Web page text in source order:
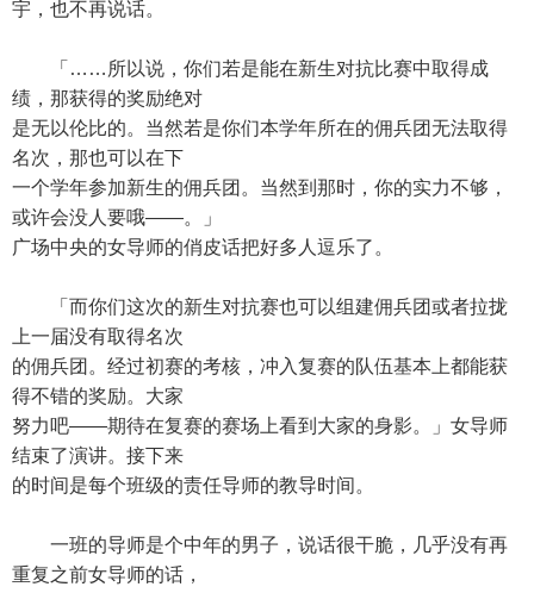
宇，也不再说话。
「……所以说，你们若是能在新生对抗比赛中取得成
绩，那获得的奖励绝对
是无以伦比的。当然若是你们本学年所在的佣兵团无法取得
名次，那也可以在下
一个学年参加新生的佣兵团。当然到那时，你的实力不够，
或许会没人要哦——。」
广场中央的女导师的俏皮话把好多人逗乐了。
「而你们这次的新生对抗赛也可以组建佣兵团或者拉拢
上一届没有取得名次
的佣兵团。经过初赛的考核，冲入复赛的队伍基本上都能获
得不错的奖励。大家
努力吧——期待在复赛的赛场上看到大家的身影。」女导师
结束了演讲。接下来
的时间是每个班级的责任导师的教导时间。
一班的导师是个中年的男子，说话很干脆，几乎没有再
重复之前女导师的话，